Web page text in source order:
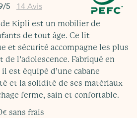
5 14 Avis
Kipli est un mobilier de
de tout âge. Ce lit
et sécurité accompagne les plus
l’adolescence. Fabriqué en
est équipé d’une cabane
et la solidité de ses matériaux
ferme, sain et confortable.
sans frais